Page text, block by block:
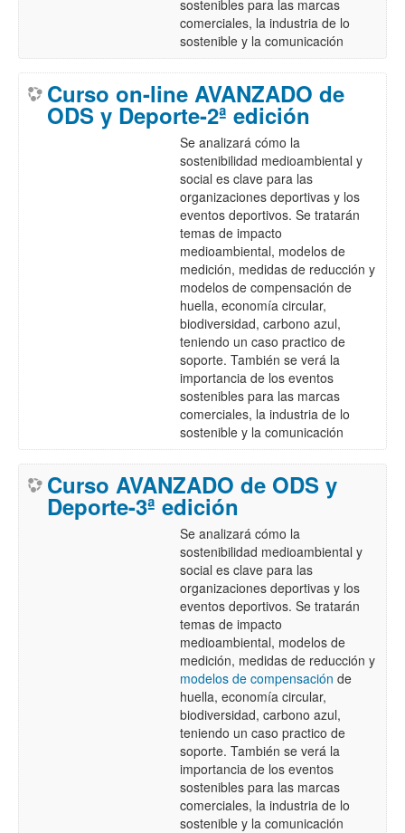
sostenibles para las marcas
comerciales, la industria de lo
sostenible y la comunicación
Curso on-line AVANZADO de
ODS y Deporte-2ª edición
Se analizará cómo la
sostenibilidad medioambiental y
social es clave para las
organizaciones deportivas y los
eventos deportivos. Se tratarán
temas de impacto
medioambiental, modelos de
medición, medidas de reducción y
modelos de compensación de
huella, economía circular,
biodiversidad, carbono azul,
teniendo un caso practico de
soporte. También se verá la
importancia de los eventos
sostenibles para las marcas
comerciales, la industria de lo
sostenible y la comunicación
Curso AVANZADO de ODS y
Deporte-3ª edición
Se analizará cómo la
sostenibilidad medioambiental y
social es clave para las
organizaciones deportivas y los
eventos deportivos. Se tratarán
temas de impacto
medioambiental, modelos de
medición, medidas de reducción y
modelos de compensación de
huella, economía circular,
biodiversidad, carbono azul,
teniendo un caso practico de
soporte. También se verá la
importancia de los eventos
sostenibles para las marcas
comerciales, la industria de lo
sostenible y la comunicación